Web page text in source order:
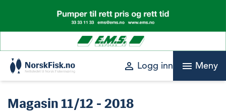
content
perm_identity Logg inn menu Meny
Magasin 11/12 - 2018